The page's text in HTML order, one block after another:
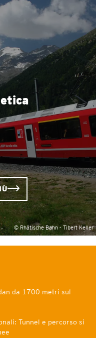
© Rhätische Bahn - Tibert Keller
da 1700 metri sul
Tunnel e percorso si